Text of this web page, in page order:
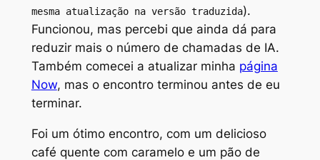
mesma atualização na versão traduzida).
Funcionou, mas percebi que ainda dá para
reduzir mais o número de chamadas de IA.
Também comecei a atualizar minha página
Now, mas o encontro terminou antes de eu
terminar.
Foi um ótimo encontro, com um delicioso
café quente com caramelo e um pão de